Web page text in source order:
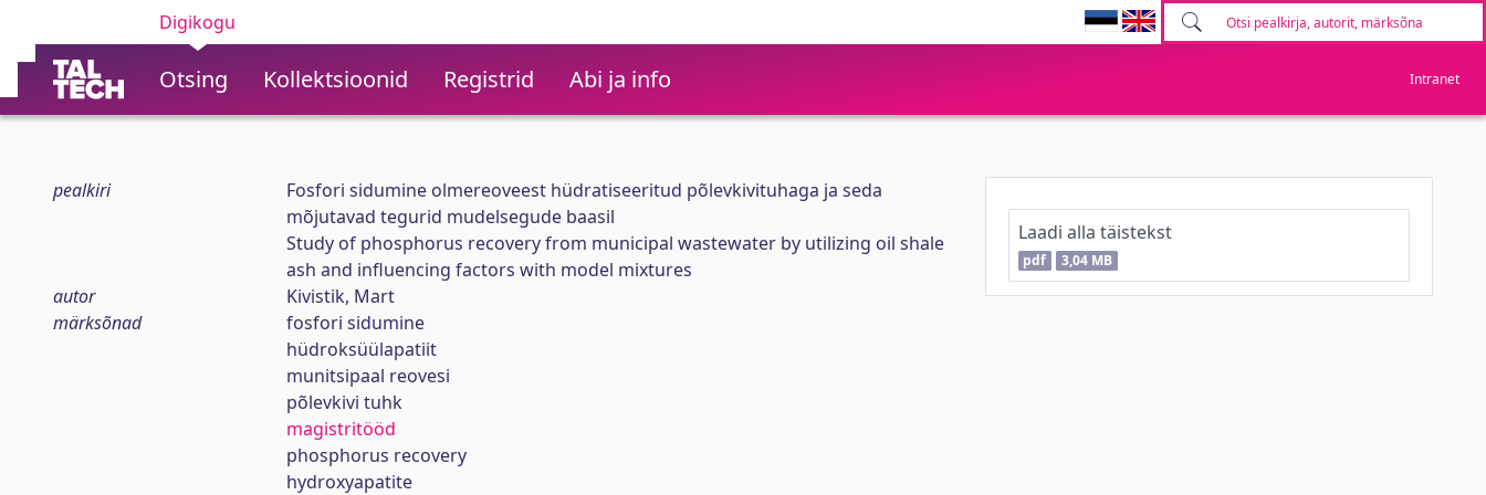
Digikogu
Otsing Kollektsioonid Registrid Abi ja info Intranet
pealkiri
Fosfori sidumine olmereoveest hüdratiseeritud põlevkivituhaga ja seda
mõjutavad tegurid mudelsegude baasil
Study of phosphorus recovery from municipal wastewater by utilizing oil shale
ash and influencing factors with model mixtures
autor
Kivistik, Mart
märksõnad
fosfori sidumine
hüdroksüülapatiit
munitsipaal reovesi
põlevkivi tuhk
magistritööd
phosphorus recovery
hydroxyapatite
Laadi alla täistekst
pdf 3,04 MB